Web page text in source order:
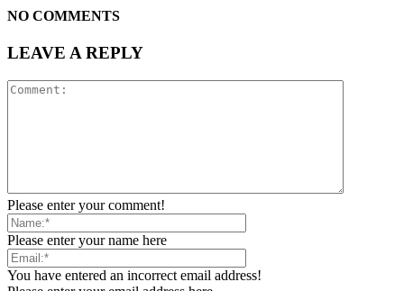
NO COMMENTS
LEAVE A REPLY
Please enter your comment!
Please enter your name here
You have entered an incorrect email address!